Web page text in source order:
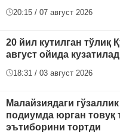
20:15 / 07 август 2026
20 йил кутилган тўлиқ
август ойида
18:31 / 03 август 2026
Малайзиядаги
подиумда юрган
эътиборини тортди